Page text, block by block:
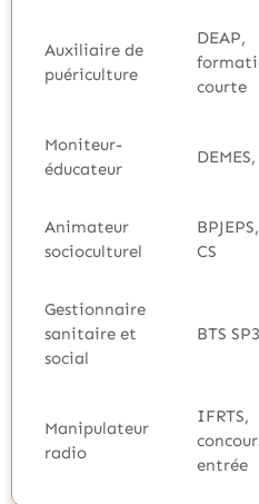
Auxiliaire de
puériculture
DEAP,
courte
Moniteur-
éducateur
Animateur
socioculturel
CS
Gestionnaire
sanitaire et
social
BTS
Manipulateur
radio
IFRTS,
entrée